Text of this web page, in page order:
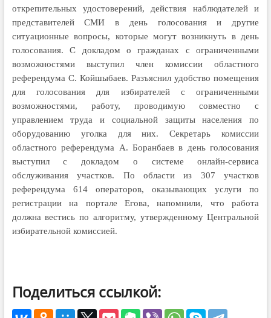
открепительных удостоверений, действия наблюдателей и
представителей СМИ в день голосования и другие
ситуационные вопросы, которые могут возникнуть в день
голосования.С докладом о гражданах с ограниченными
возможностями выступил член комиссии областного
референдума С. Койшыбаев. Разъяснил удобство помещения
для голосования для избирателей с ограниченными
возможностями, работу, проводимую совместно с
управлением труда и социальной защиты населения по
оборудованию уголка для них.Секретарь комиссии
областного референдума А. Боранбаев в день голосования
выступил с докладом о системе онлайн-сервиса
обслуживания участков. По области из 307 участков
референдума 614 операторов, оказывающих услуги по
регистрации на портале Егова, напомнили, что работа
должна вестись по алгоритму, утвержденному Центральной
избирательной комиссией.
Поделиться ссылкой: